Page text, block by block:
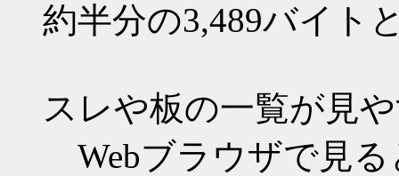
約半分の3,489バイト
スレや板の一覧が見
Webブラウザで見